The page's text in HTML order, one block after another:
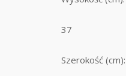
37
Szerokość (cm):